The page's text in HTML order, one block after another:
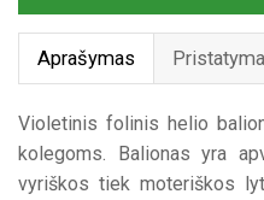
Aprašymas
Violetinis folinis helio
kolegoms. Balionas yra
vyriškos tiek moteriškos